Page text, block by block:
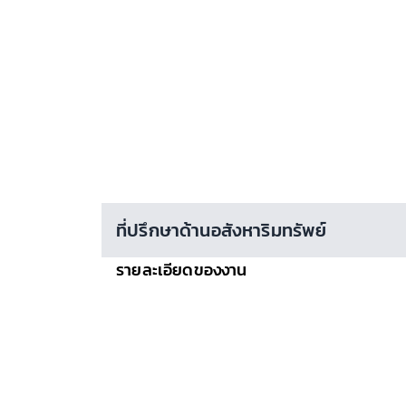
ที่ปรึกษาด้านอสังหาริมทรัพย์
รายละเอียดของงาน